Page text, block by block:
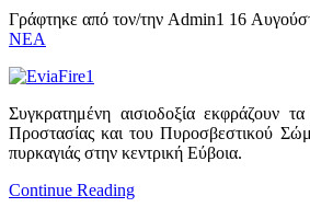
Γράφτηκε από τον/την Admin1 16
ΝΕΑ
Συγκρατημένη αισιοδοξία εκφράζουν
Προστασίας και του Πυροσβεστικού
πυρκαγιάς στην κεντρική Εύβοια.
Continue Reading